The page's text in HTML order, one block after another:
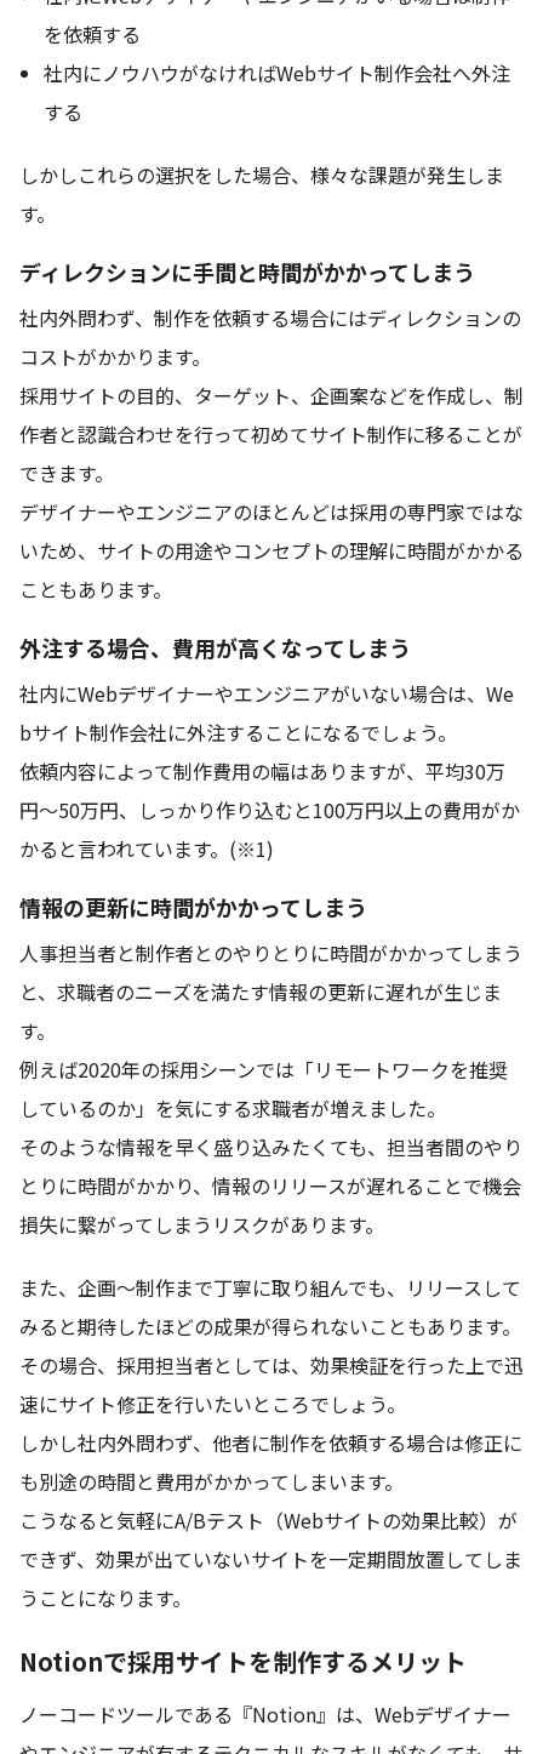
を依頼する
社内にノウハウがなければWebサイト制作会社へ外注
する
しかしこれらの選択をした場合、様々な課題が発生しま
す。
ディレクションに手間と時間がかかってしまう
社内外問わず、制作を依頼する場合にはディレクションの
コストがかかります。
採用サイトの目的、ターゲット、企画案などを作成し、制
作者と認識合わせを行って初めてサイト制作に移ることが
できます。
デザイナーやエンジニアのほとんどは採用の専門家ではな
いため、サイトの用途やコンセプトの理解に時間がかかる
こともあります。
外注する場合、費用が高くなってしまう
社内にWebデザイナーやエンジニアがいない場合は、We
bサイト制作会社に外注することになるでしょう。
依頼内容によって制作費用の幅はありますが、平均30万
円～50万円、しっかり作り込むと100万円以上の費用がか
かると言われています。(※1)
情報の更新に時間がかかってしまう
人事担当者と制作者とのやりとりに時間がかかってしまう
と、求職者のニーズを満たす情報の更新に遅れが生じま
す。
例えば2020年の採用シーンでは「リモートワークを推奨
しているのか」を気にする求職者が増えました。
そのような情報を早く盛り込みたくても、担当者間のやり
とりに時間がかかり、情報のリリースが遅れることで機会
損失に繋がってしまうリスクがあります。
また、企画〜制作まで丁寧に取り組んでも、リリースして
みると期待したほどの成果が得られないこともあります。
その場合、採用担当者としては、効果検証を行った上で迅
速にサイト修正を行いたいところでしょう。
しかし社内外問わず、他者に制作を依頼する場合は修正に
も別途の時間と費用がかかってしまいます。
こうなると気軽にA/Bテスト（Webサイトの効果比較）が
できず、効果が出ていないサイトを一定期間放置してしま
うことになります。
Notionで採用サイトを制作するメリット
ノーコードツールである『Notion』は、Webデザイナー